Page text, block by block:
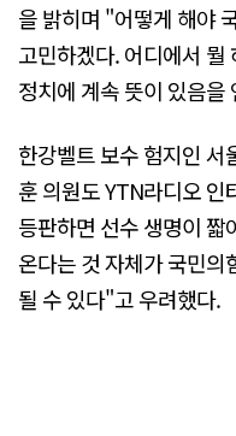
을 밝히며 "어떻게 해야
고민하겠다. 어디에서
정치에 계속 뜻이 있음을
한강벨트 보수 험지인
훈 의원도 YTN라디오
등판하면 선수 생명이
온다는 것 자체가 국민의
될 수 있다"고 우려했다.